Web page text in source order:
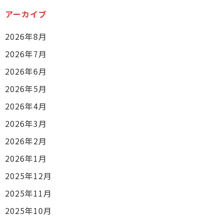
アーカイブ
2026年8月
2026年7月
2026年6月
2026年5月
2026年4月
2026年3月
2026年2月
2026年1月
2025年12月
2025年11月
2025年10月